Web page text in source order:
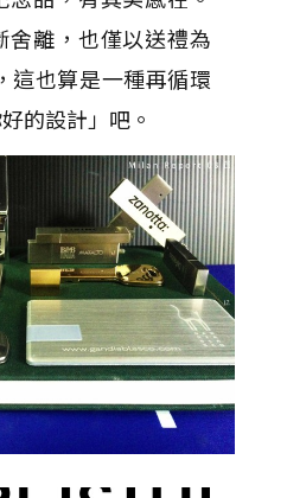
舍離，也僅以送禮為
這也算是一種再循環
的設計」吧。